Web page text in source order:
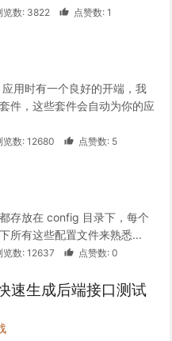
览数: 3822 点赞数: 1
用时有一个良好的开端，我
件，这些套件会自动为你的应
览数: 12680 点赞数: 5
存放在 config 目录下，每个
所有这些配置文件来熟悉...
览数: 12637 点赞数: 0
速生成后端接口测试